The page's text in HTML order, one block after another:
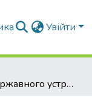
Увійти
Форма державного устрою і регіональна політика сучасних держав: змістовна та функціональна взаємообумовленість